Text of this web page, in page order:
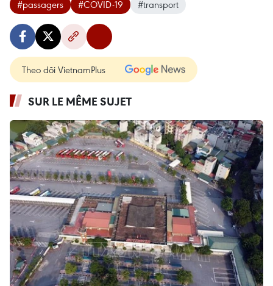
#passagers #COVID-19 #transport
Theo dõi VietnamPlus
SUR LE MÊME SUJET